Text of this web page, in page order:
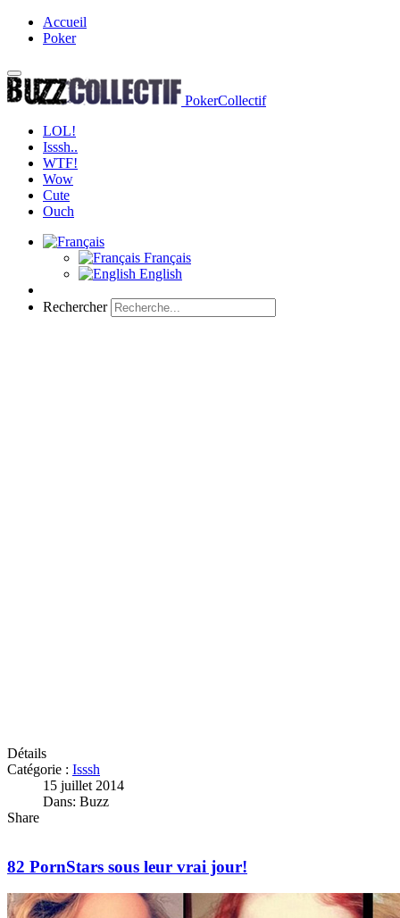
Accueil
Poker
PokerCollectif
LOL!
Isssh..
WTF!
Wow
Cute
Ouch
Français
English
Rechercher
Détails
Catégorie : Isssh
15 juillet 2014
Dans: Buzz
Share
82 PornStars sous leur vrai jour!